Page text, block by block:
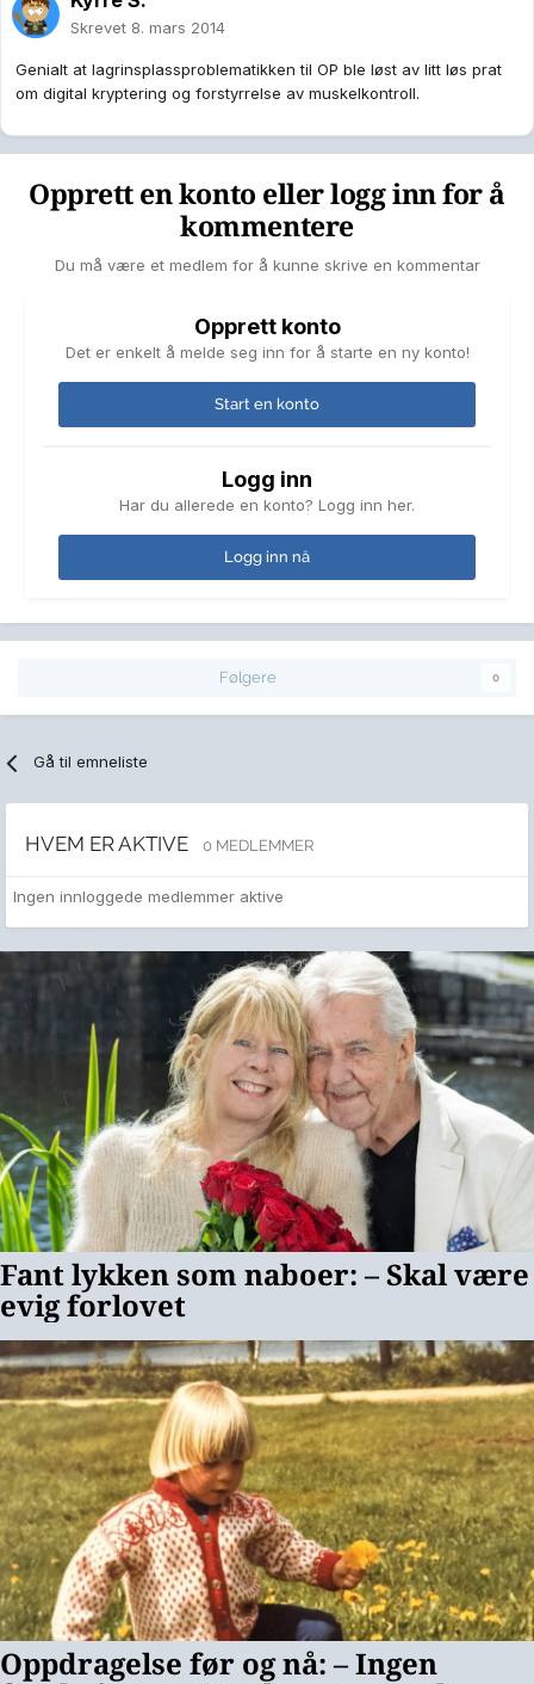
Skrevet 8. mars 2014
Genialt at lagrinsplassproblematikken til OP ble løst av litt løs prat
om digital kryptering og forstyrrelse av muskelkontroll.
Opprett en konto eller logg inn for å
kommentere
Du må være et medlem for å kunne skrive en kommentar
Opprett konto
Det er enkelt å melde seg inn for å starte en ny konto!
Start en konto
Logg inn
Har du allerede en konto? Logg inn her.
Logg inn nå
Følgere 0
Gå til emneliste
HVEM ER AKTIVE 0 MEDLEMMER
Ingen innloggede medlemmer aktive